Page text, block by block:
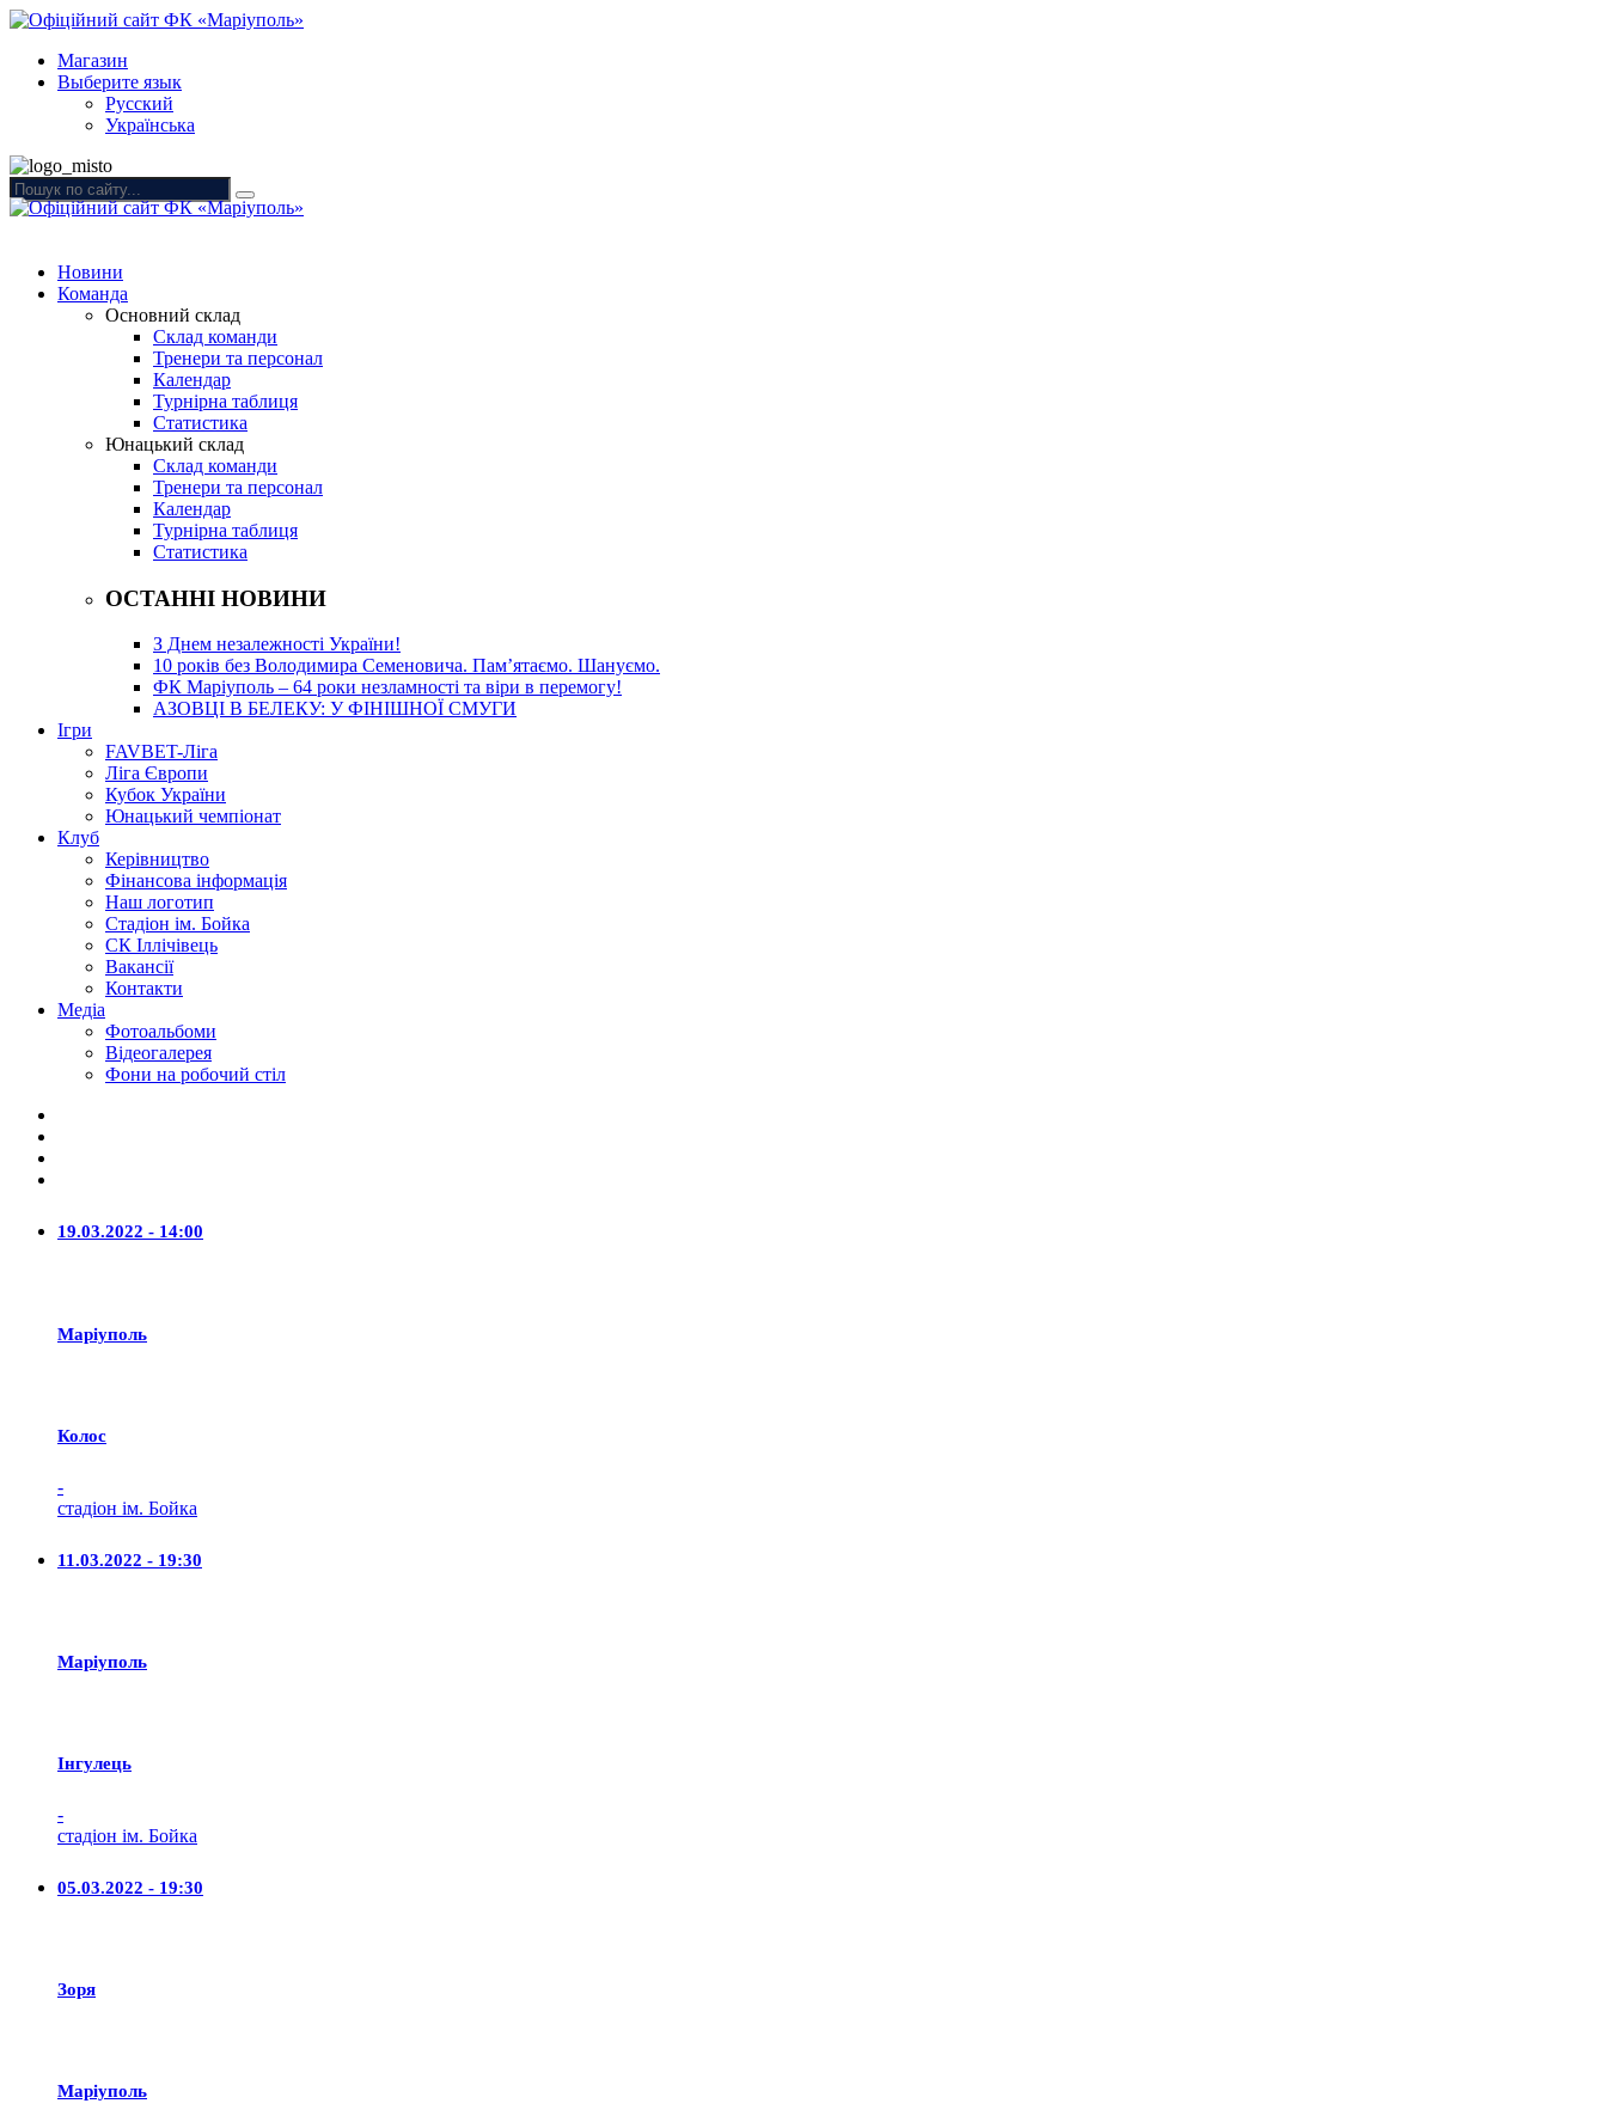
Магазин
Выберите язык
Русский
Українська
Новини
Команда
Основний склад
Склад команди
Тренери та персонал
Календар
Турнірна таблиця
Статистика
Юнацький склад
Склад команди
Тренери та персонал
Календар
Турнірна таблиця
Статистика
ОСТАННІ НОВИНИ
З Днем незалежності України!
10 років без Володимира Семеновича. Пам’ятаємо. Шануємо.
ФК Маріуполь – 64 роки незламності та віри в перемогу!
АЗОВЦІ В БЕЛЕКУ: У ФІНІШНОЇ СМУГИ
Ігри
FAVBET-Ліга
Ліга Європи
Кубок України
Юнацький чемпіонат
Клуб
Керівництво
Фінансова інформація
Наш логотип
Стадіон ім. Бойка
СК Іллічівець
Вакансії
Контакти
Медіа
Фотоальбоми
Відеогалерея
Фони на робочий стіл
19.03.2022 - 14:00
Маріуполь
Колос
-
стадіон ім. Бойка
11.03.2022 - 19:30
Маріуполь
Iнгулець
-
стадіон ім. Бойка
05.03.2022 - 19:30
Зоря
Маріуполь